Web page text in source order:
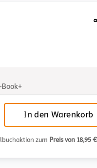
In den Warenkorb
zum Preis von 18,95 €